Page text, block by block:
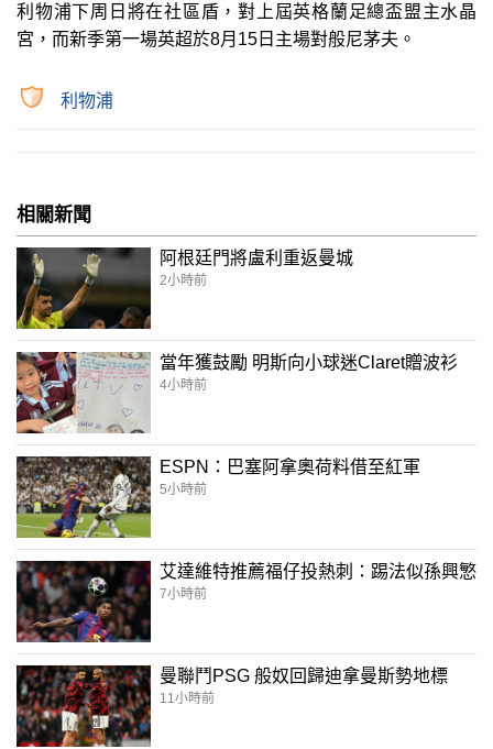
利物浦下周日將在社區盾，對上屆英格蘭足總盃盟主水晶
宮，而新季第一場英超於8月15日主場對般尼茅夫。
利物浦
相關新聞
阿根廷門將盧利重返曼城
2小時前
當年獲鼓勵 明斯向小球迷Claret贈波衫
4小時前
ESPN：巴塞阿拿奧荷料借至紅軍
5小時前
艾達維特推薦福仔投熱刺：踢法似孫興慜
7小時前
曼聯鬥PSG 般奴回歸迪拿曼斯勢地標
11小時前